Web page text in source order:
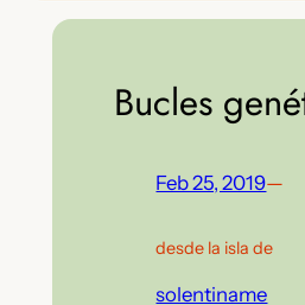
Bucles
Feb 25, 2019—
desde la isla de
solentiname